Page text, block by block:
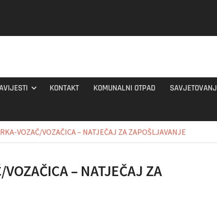
KONTAKT KOMUNALNI OTPAD
VOZAČ/VOZAČICA – NATJEČAJ ZA ZAPOŠLJAVANJE
– NATJEČAJ ZA